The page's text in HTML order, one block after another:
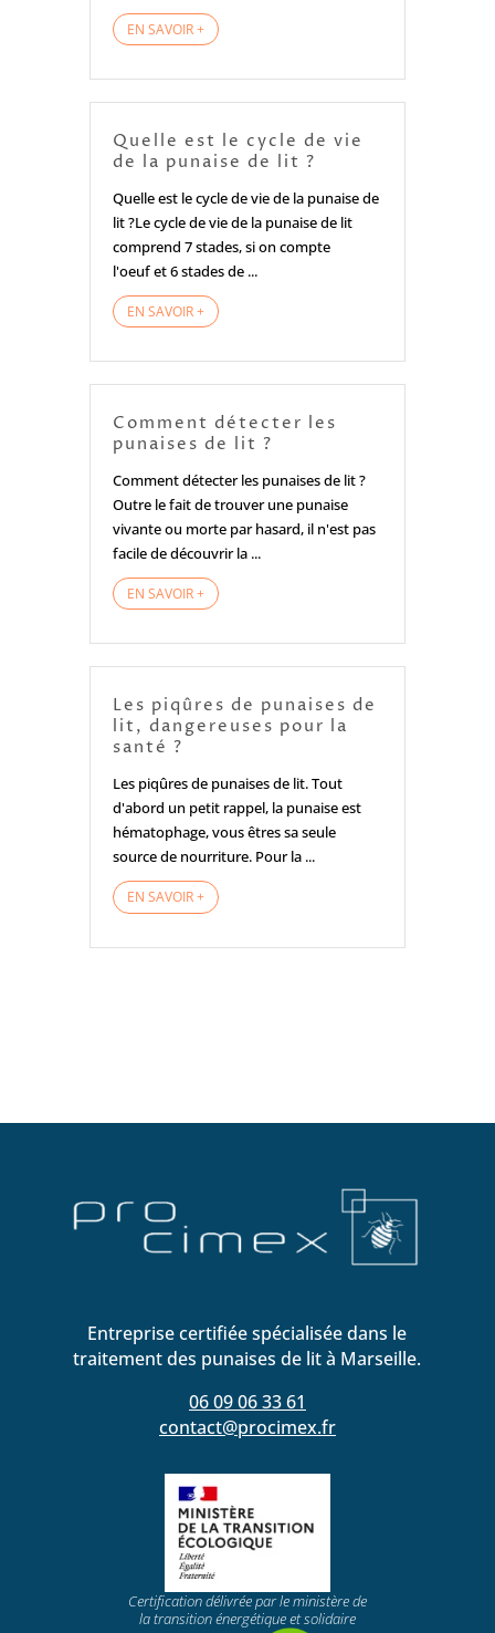
EN SAVOIR +
Quelle est le cycle de vie
de la punaise de lit ?
Quelle est le cycle de vie de la punaise de
lit ?Le cycle de vie de la punaise de lit
comprend 7 stades, si on compte
l'oeuf et 6 stades de ...
EN SAVOIR +
Comment détecter les
punaises de lit ?
Comment détecter les punaises de lit ?
Outre le fait de trouver une punaise
vivante ou morte par hasard, il n'est pas
facile de découvrir la ...
EN SAVOIR +
Les piqûres de punaises de
lit, dangereuses pour la
santé ?
Les piqûres de punaises de lit. Tout
d'abord un petit rappel, la punaise est
hématophage, vous êtres sa seule
source de nourriture. Pour la ...
EN SAVOIR +
Entreprise certifiée spécialisée dans le
traitement des punaises de lit à Marseille.
06 09 06 33 61
contact@procimex.fr
Certification délivrée par le ministère de
la transition énergétique et solidaire